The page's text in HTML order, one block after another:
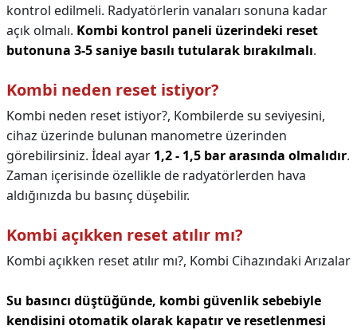
kontrol edilmeli. Radyatörlerin vanaları sonuna kadar
açık olmalı. Kombi kontrol paneli üzerindeki reset
butonuna 3-5 saniye basılı tutularak bırakılmalı.
Kombi neden reset istiyor?
Kombi neden reset istiyor?, Kombilerde su seviyesini,
cihaz üzerinde bulunan manometre üzerinden
görebilirsiniz. İdeal ayar 1,2 - 1,5 bar arasında olmalıdır.
Zaman içerisinde özellikle de radyatörlerden hava
aldığınızda bu basınç düşebilir.
Kombi açıkken reset atılır mı?
Kombi açıkken reset atılır mı?, Kombi Cihazındaki Arızalar
Su basıncı düştüğünde, kombi güvenlik sebebiyle
kendisini otomatik olarak kapatır ve resetlenmesi